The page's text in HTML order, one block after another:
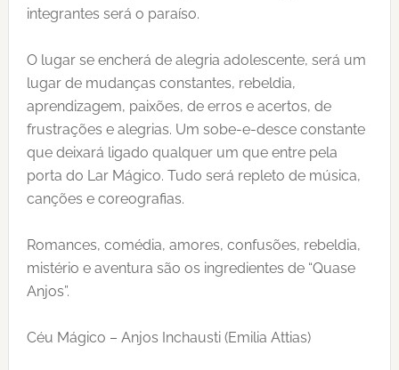
integrantes será o paraíso.
O lugar se encherá de alegria adolescente, será um
lugar de mudanças constantes, rebeldia,
aprendizagem, paixões, de erros e acertos, de
frustrações e alegrias. Um sobe-e-desce constante
que deixará ligado qualquer um que entre pela
porta do Lar Mágico. Tudo será repleto de música,
canções e coreografias.
Romances, comédia, amores, confusões, rebeldia,
mistério e aventura são os ingredientes de “Quase
Anjos”.
Céu Mágico – Anjos Inchausti (Emilia Attias)